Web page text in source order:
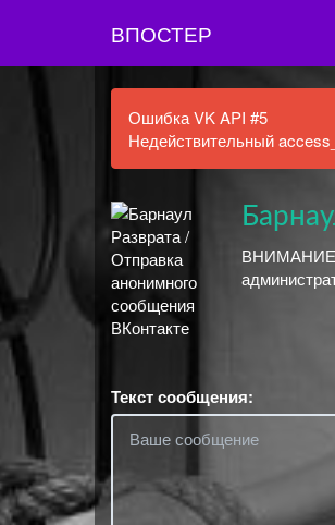
ВПОСТЕР
Ошибка VK API #5
Недействительный
ВНИМАНИЕ
Текст сообщения: